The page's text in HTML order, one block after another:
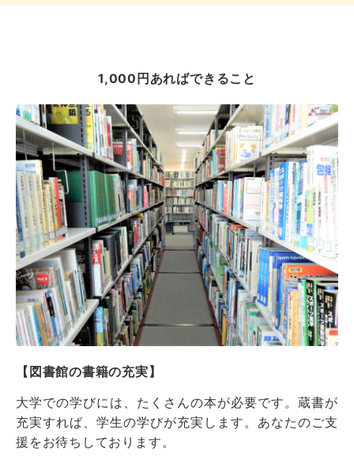
1,000円あればできること
【図書館の書籍の充実】
大学での学びには、たくさんの本が必要です。蔵書が
充実すれば、学生の学びが充実します。あなたのご支
援をお待ちしております。